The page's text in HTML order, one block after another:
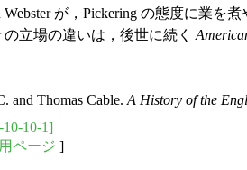
が，Pickering の態度に業を
の立場の違いは，後世に続く
and Thomas Cable. A History of the
10-10-1]
ページ ]